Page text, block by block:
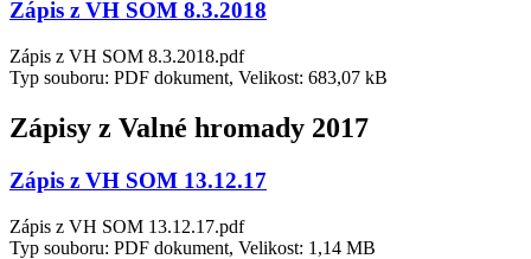
Zápis z VH SOM 8.3.2018
Zápis z VH SOM 8.3.2018.pdf
Typ souboru: PDF dokument, Velikost: 683,07 kB
Zápisy z Valné hromady 2017
Zápis z VH SOM 13.12.17
Zápis z VH SOM 13.12.17.pdf
Typ souboru: PDF dokument, Velikost: 1,14 MB